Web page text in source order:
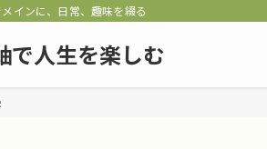
インに、日常、趣味を綴る
で人生を楽しむ